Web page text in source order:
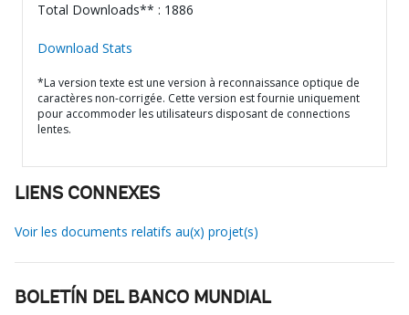
Total Downloads** : 1886
Download Stats
*La version texte est une version à reconnaissance optique de
caractères non-corrigée. Cette version est fournie uniquement
pour accommoder les utilisateurs disposant de connections
lentes.
LIENS CONNEXES
Voir les documents relatifs au(x) projet(s)
BOLETÍN DEL BANCO MUNDIAL